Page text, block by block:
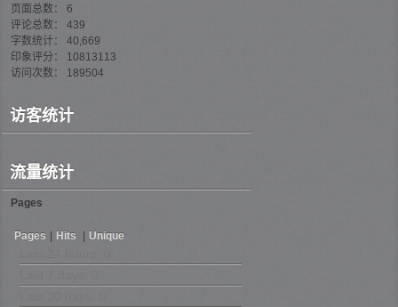
页面总数： 6
评论总数： 439
字数统计： 40,669
印象评分： 10813113
访问次数： 189504
访客统计
流量统计
Pages
Pages Hits Unique